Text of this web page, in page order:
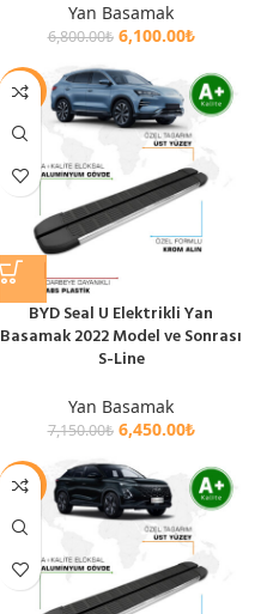
Yan Basamak
6,800.00₺ 6,100.00₺
-10%
BYD Seal U Elektrikli Yan
Basamak 2022 Model ve Sonrası
S-Line
Yan Basamak
7,150.00₺ 6,450.00₺
-13%